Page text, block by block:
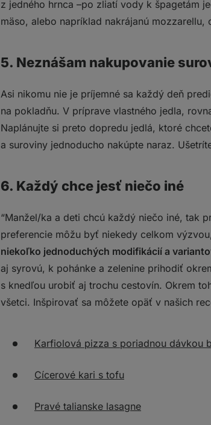
z jedného hrnca –po zliatí vody k špagetám
mäso, alebo napríklad nakrájanú
5. Neznášam nakupovanie
Asi nikomu nie je príjemné sa každý deň
na pokladňu. V príprave vlastného jedla,
Naplánujte si preto dopredu jedlá, ktoré
a suroviny jednoducho nakúpte naraz.
6. Každý chce jesť niečo iné
“Manžel/ka a deti chcú každý niečo iné, tak
preferencie môžu byť niekedy celkom
niekoľko jednoduchých modifikácií a
aj syrovú, k pohánke a zelenine prihodiť
s knedľou urobiť aj trochu cestovín. Okrem
všetci. Inšpirovať sa môžete opäť v našich
Karfiolová pizza s poriadnou dávkou
Cícerové kari s tofu
Pravé talianske lasagne